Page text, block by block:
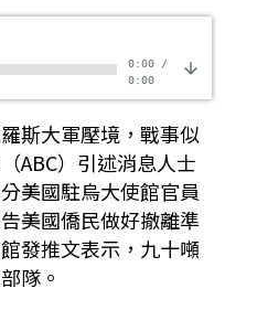
0:00/
0:00
斯大軍壓境，戰事似
ABC）引述消息人士
美國駐烏大使館官員
美國僑民做好撤離準
發推文表示，九十噸
隊。